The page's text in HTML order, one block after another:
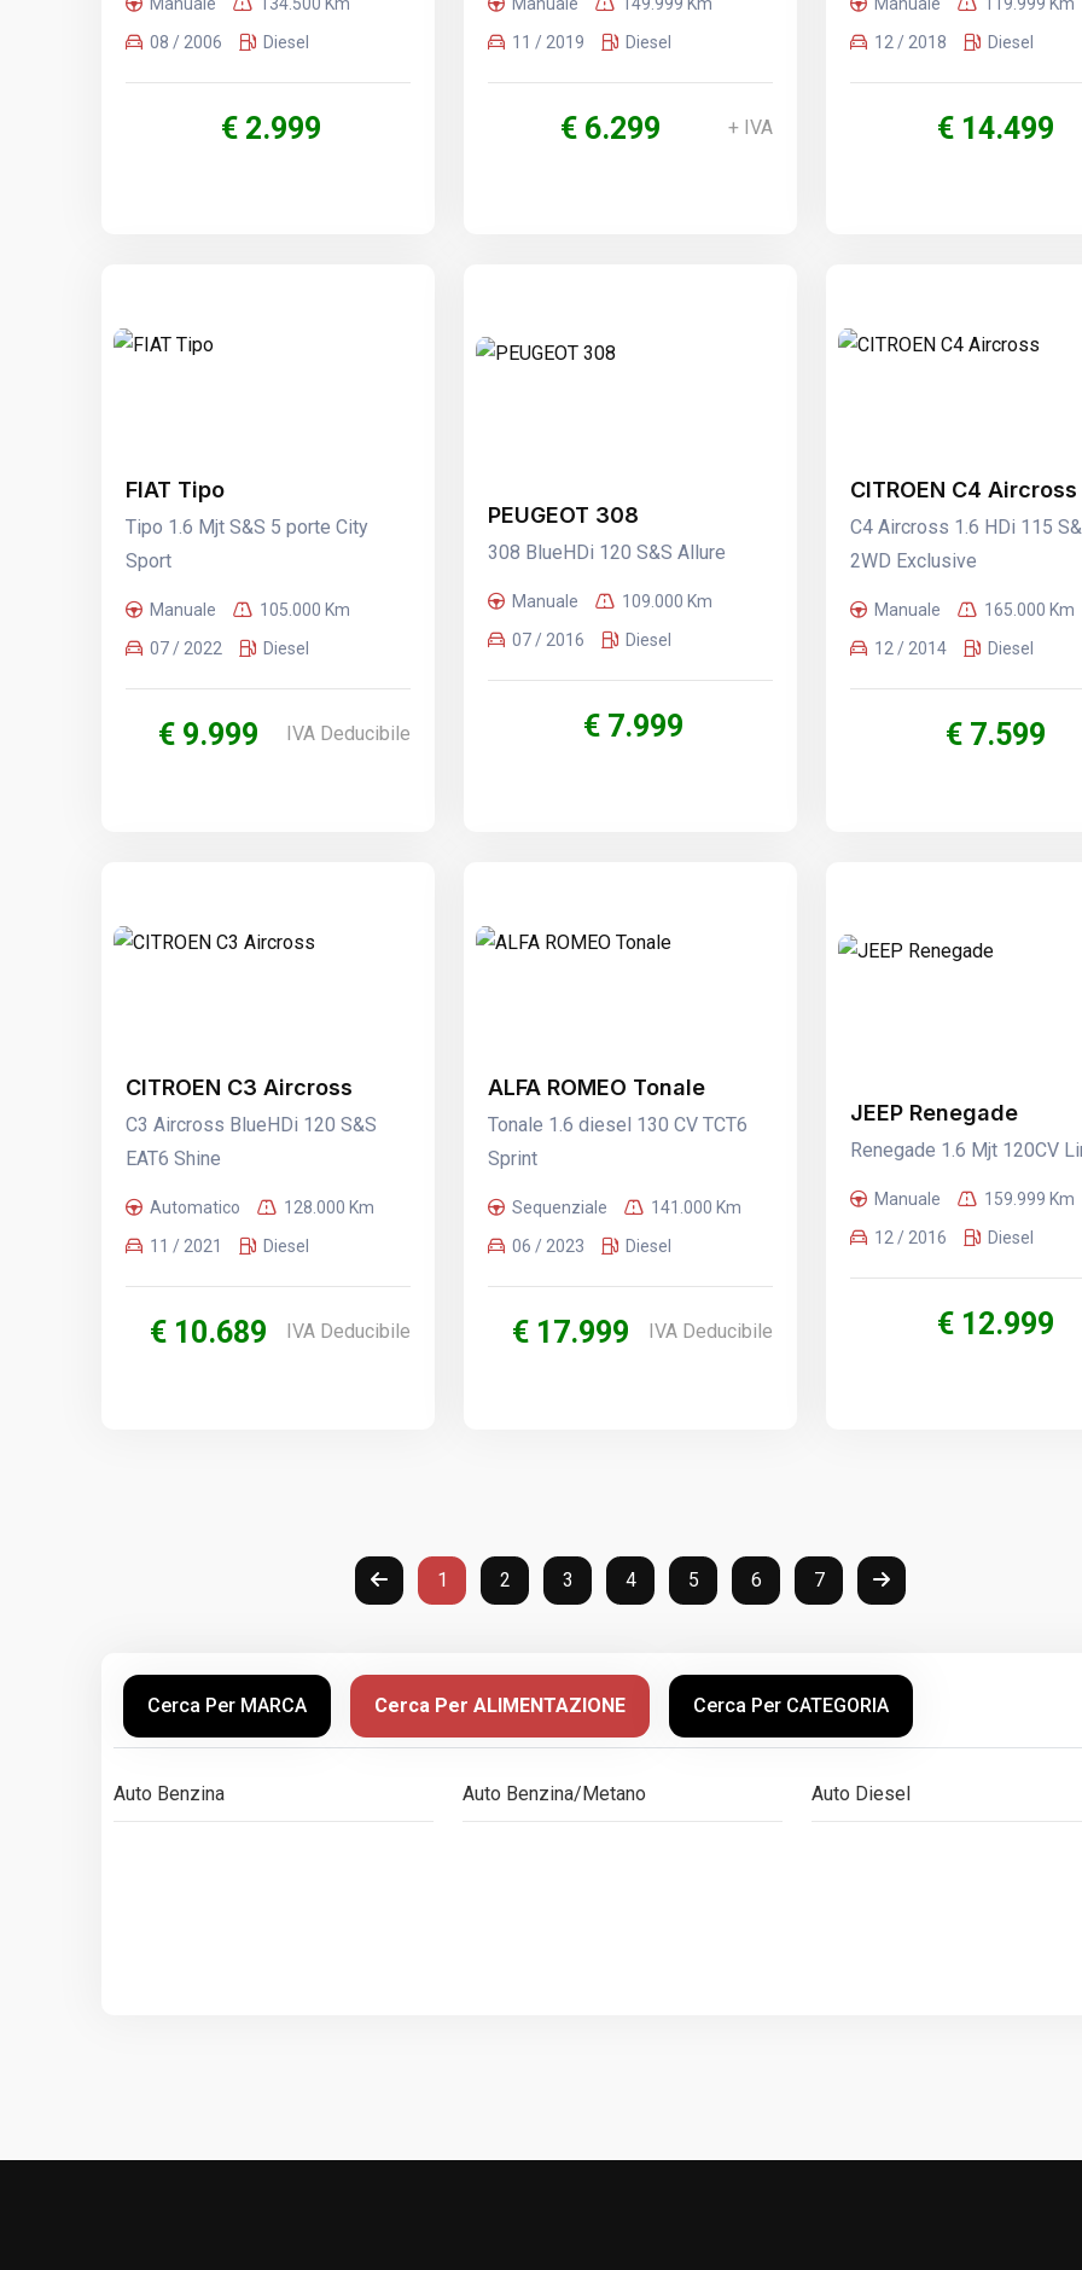
08 / 2006
Diesel
€ 2.999
11 / 2019
Diesel
€ 6.299 + IVA
12 / 2018
Diesel
€ 14.499
FIAT Tipo
Tipo 1.6 Mjt S&S 5 porte City
Sport
Manuale
105.000 Km
07 / 2022
Diesel
€ 9.999 IVA Deducibile
PEUGEOT 308
308 BlueHDi 120 S&S Allure
Manuale
109.000 Km
07 / 2016
Diesel
€ 7.999
CITROEN C4 Aircross
C4 Aircross 1.6 HDi 115
2WD Exclusive
Manuale
165.000 Km
12 / 2014
Diesel
€ 7.599
CITROEN C3 Aircross
C3 Aircross BlueHDi 120 S&S
EAT6 Shine
Automatico
128.000 Km
11 / 2021
Diesel
€ 10.689 IVA Deducibile
ALFA ROMEO Tonale
Tonale 1.6 diesel 130 CV TCT6
Sprint
Sequenziale
141.000 Km
06 / 2023
Diesel
€ 17.999 IVA Deducibile
JEEP Renegade
Renegade 1.6 Mjt 120CV
Manuale
159.999 Km
12 / 2016
Diesel
€ 12.999
1 2 3 4 5 6 7
Cerca Per MARCA Cerca Per ALIMENTAZIONE Cerca Per CATEGORIA
Auto Benzina Auto Benzina/Metano Auto Diesel